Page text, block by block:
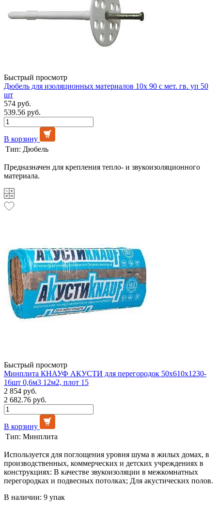
Быстрый просмотр
Дюбель для изоляционных материалов 10х 90 с мет. гв. уп 50
шт
574 руб.
539.56 руб.
В корзину
Тип: Дюбель
Предназначен для крепления тепло- и звукоизоляционного
материала.
Быстрый просмотр
Минплита КНАУФ АКУСТИ для перегородок 50х610х1230-
16шт 0,6м3 12м2, плот 15
2 854 руб.
2 682.76 руб.
В корзину
Тип: Минплита
Используется для поглощения уровня шума в жилых домах, в
производственных, коммерческих и детских учреждениях в
конструкциях: В качестве звукоизоляции в межкомнатных
перегородках и подвесных потолках; Для акустических полов.
В наличии: 9 упак